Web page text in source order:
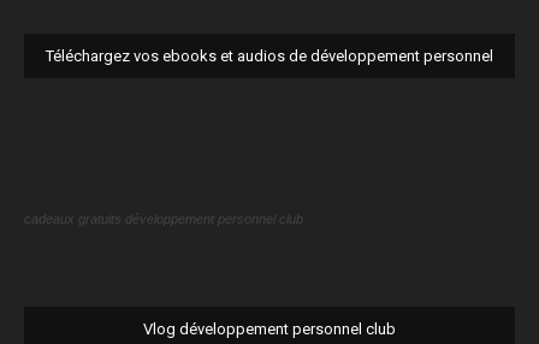
Téléchargez vos ebooks et audios de développement personnel
cadeaux gratuits développement personnel club
Vlog développement personnel club